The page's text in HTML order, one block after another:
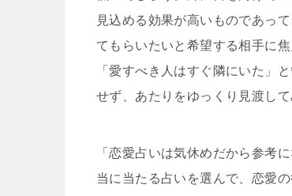
見込める効果が高いものであっ
てもらいたいと希望する相手に
「愛すべき人はすぐ隣にいた」
せず、あたりをゆっくり見渡し
「恋愛占いは気休めだから参考
当に当たる占いを選んで、恋愛